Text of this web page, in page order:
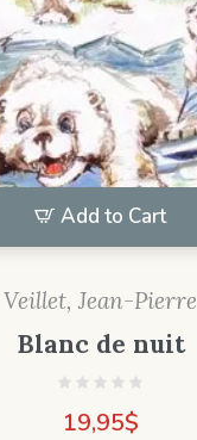
Add to Cart
Veillet, Jean-Pierre
Blanc de nuit
19,95$